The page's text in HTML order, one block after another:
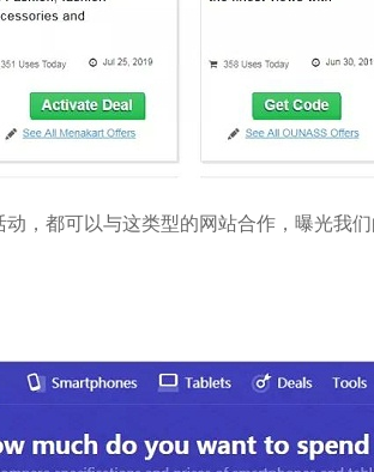
，都可以与这类型的网站合作，曝光我